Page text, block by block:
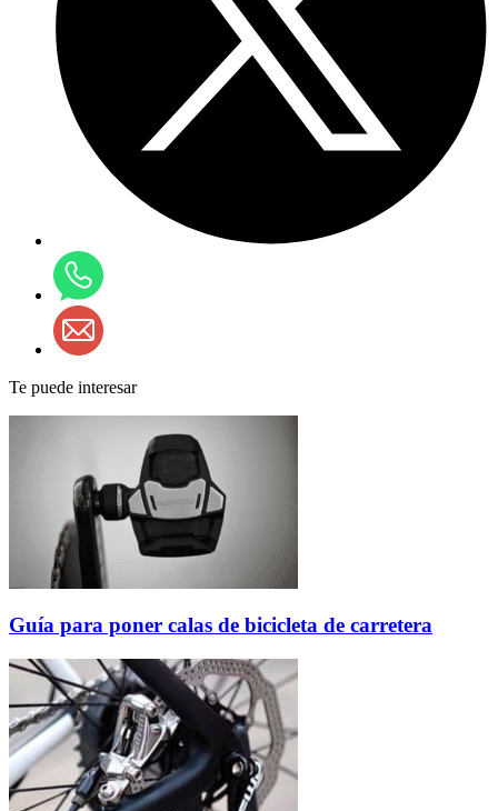
Te puede interesar
Guía para poner calas de bicicleta de carretera